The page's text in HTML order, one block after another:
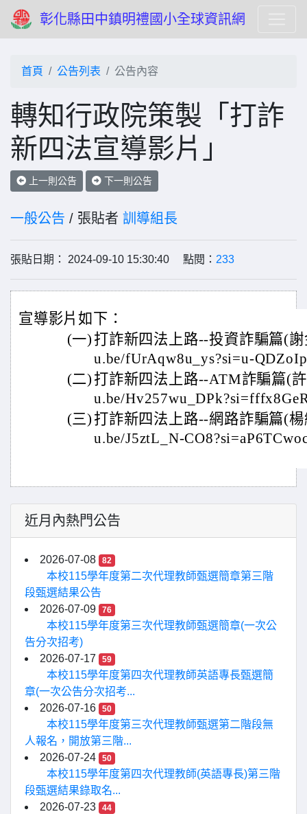
彰化縣田中鎮明禮國小全球資訊網
首頁 公告列表 公告內容
轉知行政院策製「打詐
新四法宣導影片」
上一則公告 下一則公告
一般公告 / 張貼者 訓導組長
張貼日期： 2024-09-10 15:30:40 點閱： 233
宣導影片如下：
(一) 打詐新四法上路--投資詐騙篇(
u.be/fUrAqw8u_ys?si=u-
(二) 打詐新四法上路--ATM詐騙篇(
u.be/
(三) 打詐新四法上路--網路詐騙篇(
u.be/J5ztL_N-
近月內熱門公告
2026-07-08 82
本校115學年度第二次代理教師甄選簡章第三階
段甄選結果公告
2026-07-09
76
本校115學年度第三次代理教師甄選簡章(一次公
告分次招考)
2026-07-17
59
本校115學年度第四次代理教師英語專長甄選簡
章(一次公告分次招考...
2026-07-16
50
本校115學年度第三次代理教師甄選第二階段無
人報名，開放第三階...
2026-07-24
50
本校115學年度第四次代理教師(英語專長)第三階
段甄選結果錄取名...
2026-07-23
44